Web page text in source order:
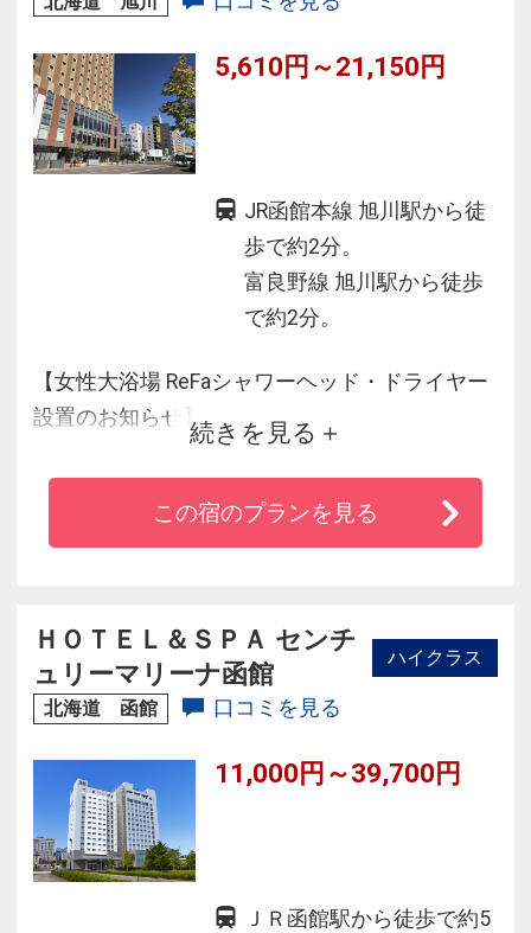
を満喫できるメニューを多数をご用意♪
※ガウンでのご利用はご遠慮ください。
5,610円～21,150円
JR函館本線 旭川駅から徒
歩で約2分。
富良野線 旭川駅から徒歩
で約2分。
【女性大浴場 ReFaシャワーヘッド・ドライヤー
設置のお知らせ】
当ホテル内の女性大浴場には、ReFaのシャワー
ヘッド「ReFa FINE BUBBLE U」、ドライヤー
是非、当館女性大浴場にてお試しください。
続きを見る
この宿のプランを見る
ＨＯＴＥＬ＆ＳＰＡ センチ
ュリーマリーナ函館
ハイクラス
北海道 函館 口コミを見る
11,000円～39,700円
ＪＲ函館駅から徒歩で約5